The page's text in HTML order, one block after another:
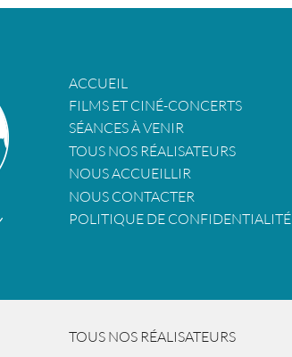
ACCUEIL
FILMS ET CINÉ-CONCERTS
SÉANCES À VENIR
TOUS NOS RÉALISATEURS
NOUS ACCUEILLIR
NOUS CONTACTER
POLITIQUE DE CONFIDENTIALITÉ
TOUS NOS RÉALISATEURS